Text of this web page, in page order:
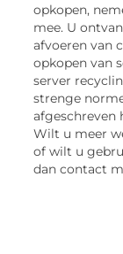
opkopen,
mee. U
afvoeren van
opkopen van
server
strenge
afgeschreven
Wilt u meer
of wilt u
dan contact